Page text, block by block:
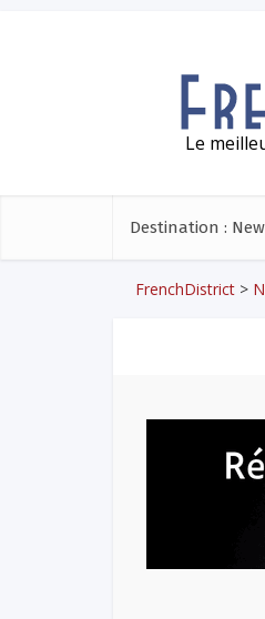
Le
Destination :
FrenchDistrict >